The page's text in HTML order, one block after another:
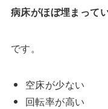
病床がほぼ埋まって
です。
空床が少ない
回転率が高い